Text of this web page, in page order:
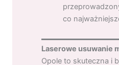
co
Laserowe usuwanie
Opole to skuteczna i